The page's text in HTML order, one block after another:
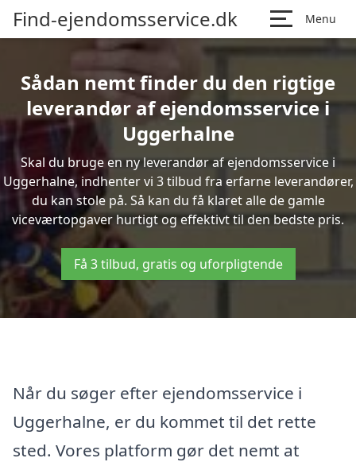
Find-ejendomsservice.dk Menu
Sådan nemt finder du den rigtige
leverandør af ejendomsservice i
Uggerhalne
Skal du bruge en ny leverandør af ejendomsservice i
Uggerhalne, indhenter vi 3 tilbud fra erfarne leverandører,
du kan stole på. Så kan du få klaret alle de gamle
viceværtopgaver hurtigt og effektivt til den bedste pris.
Få 3 tilbud, gratis og uforpligtende
Når du søger efter ejendomsservice i
Uggerhalne, er du kommet til det rette
sted. Vores platform gør det nemt at